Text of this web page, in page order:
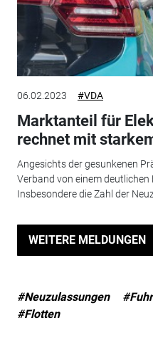
06.02.2023 #VDA
Marktanteil für
rechnet mit
Angesichts der gesunkenen
Verband von einem deutlichen
Insbesondere die Zahl der
WEITERE MELDUNGEN
#Neuzulassungen
#Flotten